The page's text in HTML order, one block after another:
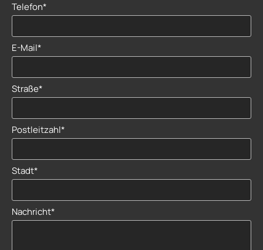
Telefon*
E-Mail*
Straße*
Postleitzahl*
Stadt*
Nachricht*